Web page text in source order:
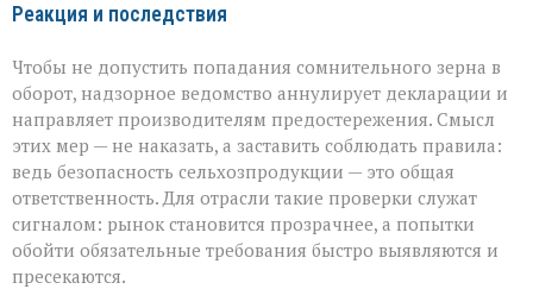
Реакция и последствия
Чтобы не допустить попадания сомнительного зерна в
оборот, надзорное ведомство аннулирует декларации и
направляет производителям предостережения. Смысл
этих мер — не наказать, а заставить соблюдать правила:
ведь безопасность сельхозпродукции — это общая
ответственность. Для отрасли такие проверки служат
сигналом: рынок становится прозрачнее, а попытки
обойти обязательные требования быстро выявляются и
пресекаются.